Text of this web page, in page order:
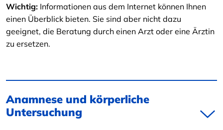
Wichtig: Informationen aus dem Internet können Ihnen
einen Überblick bieten. Sie sind aber nicht dazu
geeignet, die Beratung durch einen Arzt oder eine Ärztin
zu ersetzen.
Anamnese und körperliche
Untersuchung